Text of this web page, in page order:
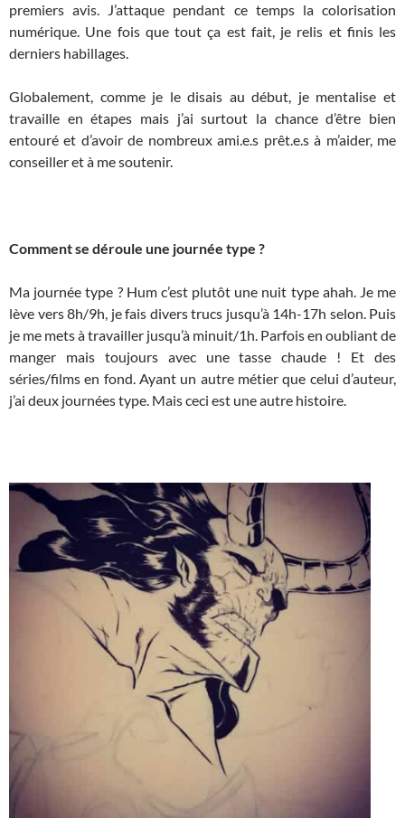
premiers avis. J’attaque pendant ce temps la colorisation
numérique. Une fois que tout ça est fait, je relis et finis les
derniers habillages.
Globalement, comme je le disais au début, je mentalise et
travaille en étapes mais j’ai surtout la chance d’être bien
entouré et d’avoir de nombreux ami.e.s prêt.e.s à m’aider, me
conseiller et à me soutenir.
Comment se déroule une journée type ?
Ma journée type ? Hum c’est plutôt une nuit type ahah. Je me
lève vers 8h/9h, je fais divers trucs jusqu’à 14h-17h selon. Puis
je me mets à travailler jusqu’à minuit/1h. Parfois en oubliant de
manger mais toujours avec une tasse chaude ! Et des
séries/films en fond. Ayant un autre métier que celui d’auteur,
j’ai deux journées type. Mais ceci est une autre histoire.